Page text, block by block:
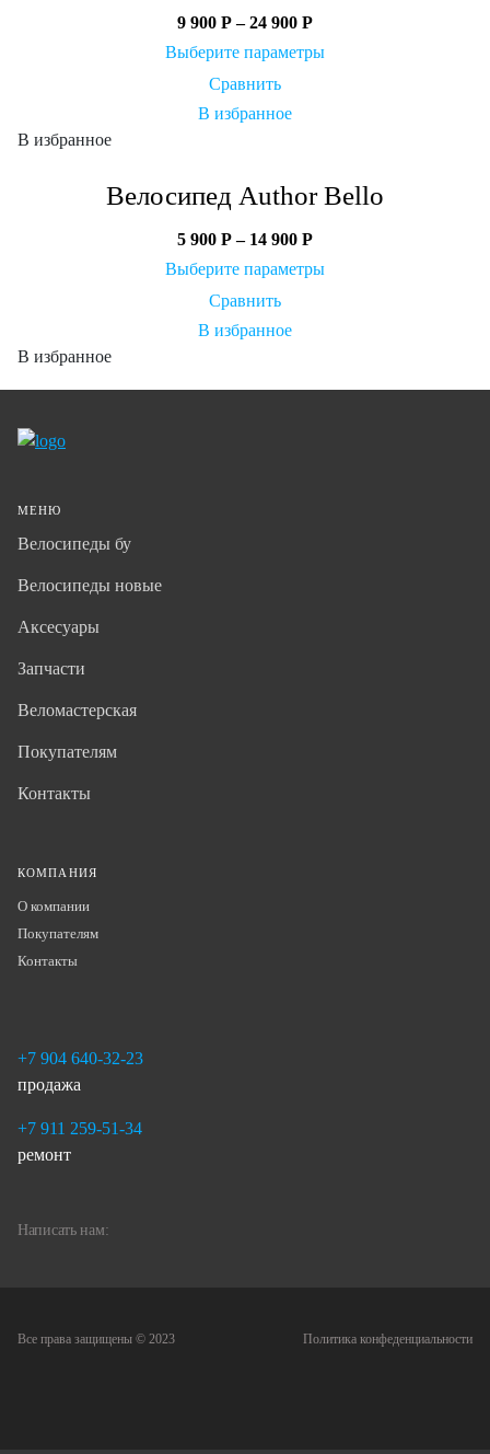
9 900 Р–24 900 Р
Выберите параметры
Сравнить
В избранное
В избранное
Велосипед Author Bello
5 900 Р– 14 900 Р
Выберите параметры
Сравнить
В избранное
В избранное
МЕНЮ
Велосипеды бу
Велосипеды новые
Аксесуары
Запчасти
Веломастерская
Покупателям
Контакты
КОМПАНИЯ
О компании
Покупателям
Контакты
+7 904 640-32-23
продажа
+7 911 259-51-34
ремонт
Написать нам:
Все права защищены © 2023 Политика конфеденциальности